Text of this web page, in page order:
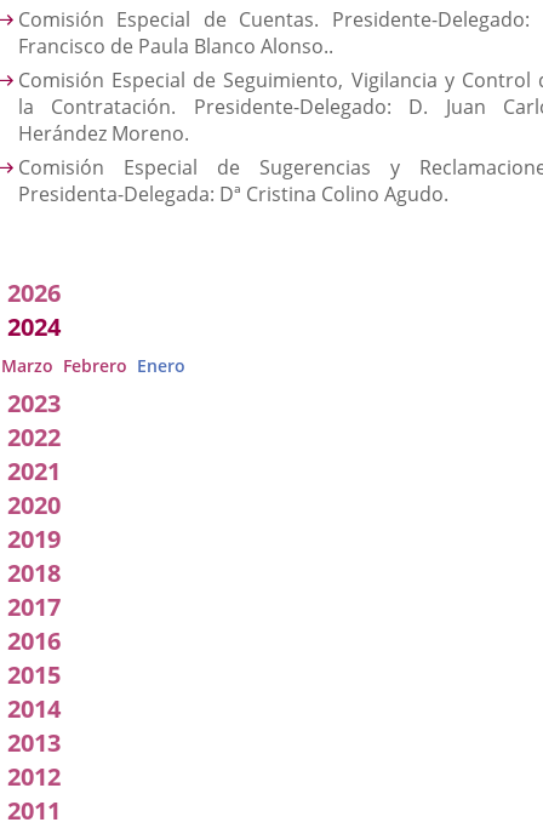
Comisión Especial de Cuentas. Presidente-Delegado:
Francisco de Paula Blanco Alonso..
Comisión Especial de Seguimiento, Vigilancia y Control
la Contratación. Presidente-Delegado: D. Juan
Herández Moreno.
Comisión Especial de Sugerencias y
Presidenta-Delegada: Dª Cristina Colino Agudo.
2026
2024
Marzo Febrero Enero
2023
2022
2021
2020
2019
2018
2017
2016
2015
2014
2013
2012
2011